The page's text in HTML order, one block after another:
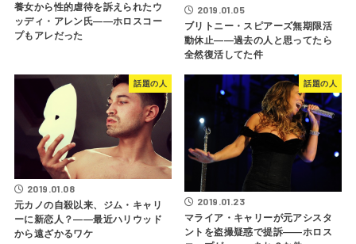
養女から性的虐待を訴えられたウ
ッディ・アレン氏――ホロスコー
プもアレだった
2019.01.05
ブリトニー・スピアーズ無期限活
動休止――過去の人と思ってたら
全然復活してた件
話題の人
2019.01.08
元カノの自殺以来、ジム・キャリ
ーに新恋人？――最近ハリウッド
から遠ざかるワケ
話題の人
2019.01.23
マライア・キャリーが元アシスタ
ントを盗撮疑惑で提訴――ホロス